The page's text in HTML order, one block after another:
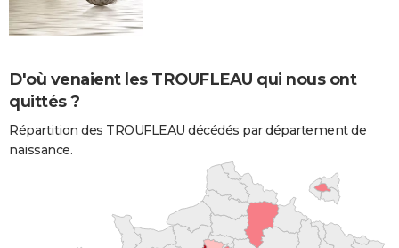
D'où venaient les TROUFLEAU qui nous ont
quittés ?
Répartition des TROUFLEAU décédés par département de
naissance.